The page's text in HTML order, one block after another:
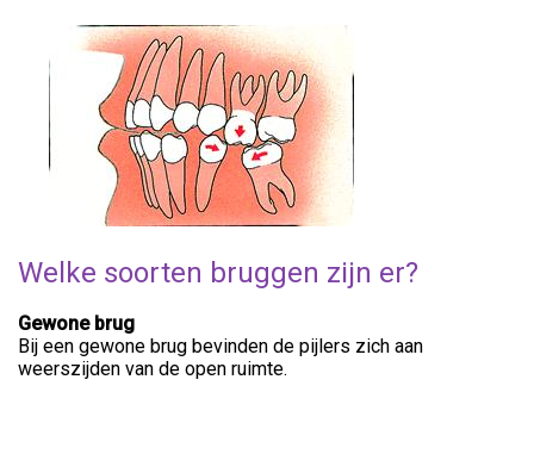
Welke soorten bruggen zijn er?
Gewone brug
Bij een gewone brug bevinden de pijlers zich aan
weerszijden van de open ruimte.